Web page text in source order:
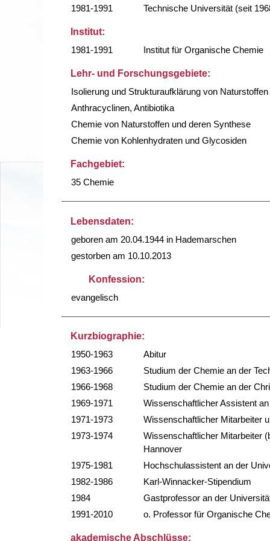
1981-1991 Technische Universität (seit
Institut:
1981-1991
Institut für Organische Chemie
Lehr- und Forschungsgebiete:
Isolierung und Strukturaufklärung von Naturstoffen
Anthracyclinen, Antibiotika
Chemie von Naturstoffen und deren Synthese
Chemie von Kohlenhydraten und Glycosiden
Fachgebiet:
35 Chemie
Lebensdaten:
geboren am 20.04.1944 in Hademarschen
gestorben am 10.10.2013
Konfession:
evangelisch
Kurzbiographie:
1950-1963
Abitur
1963-1966
Studium der Chemie an der
1966-1968
Studium der Chemie an der
1969-1971
Wissenschaftlicher Assistent
1971-1973
Wissenschaftlicher Mitarbeiter
1973-1974
Wissenschaftlicher Mitarbeiter
Hannover
1975-1981
Hochschulassistent an der
1982-1986
Karl-Winnacker-Stipendium
1984
Gastprofessor an der
1991-2010
o. Professor für Organische
akademische Abschlüsse: